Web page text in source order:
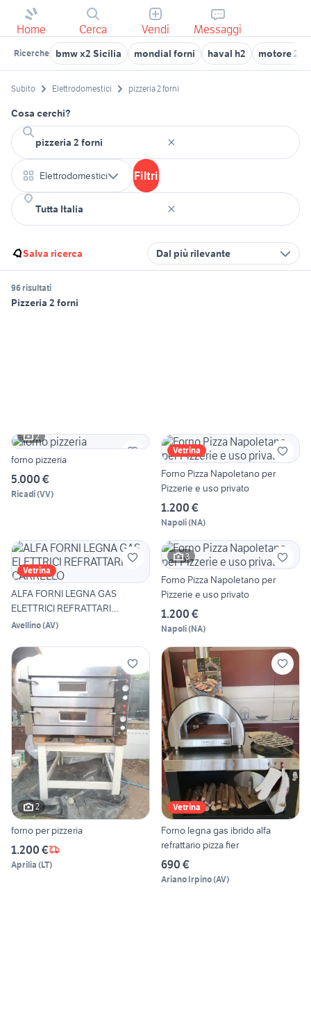
Home Cerca Vendi Messaggi
Ricerche bmw x2 Sicilia mondial forni haval h2 motore
Subito Elettrodomestici pizzeria 2 forni
Cosa cerchi?
Elettrodomestici Filtri
Salva ricerca Dal più rilevante
96 risultati
Pizzeria 2 forni
2
forno pizzeria
5.000 €
Ricadi(VV)
Vetrina
Forno Pizza Napoletano per
Pizzerie e uso privato
1.200 €
Napoli(NA)
Vetrina
ALFA FORNI LEGNA GAS
ELETTRICI REFRATTARI
CARRELLO
Avellino(AV)
3
Forno Pizza Napoletano per
Pizzerie e uso privato
1.200 €
Napoli(NA)
2
forno per pizzeria
1.200 €
Aprilia (LT)
Vetrina
Forno legna gas ibrido alfa
refrattario pizza fier
690 €
Ariano Irpino(AV)